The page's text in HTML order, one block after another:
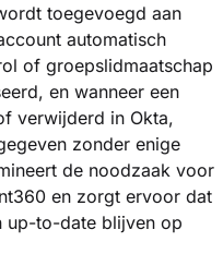
toegevoegd aan
automatisch
of groepslidmaatschap
en wanneer een
verwijderd in Okta,
zonder enige
de noodzaak voor
en zorgt ervoor dat
up-to-date blijven op